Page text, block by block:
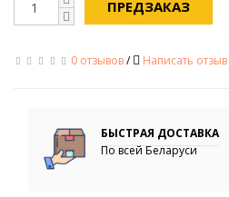
ПРЕДЗАКАЗ
0 отзывов/ Написать отзыв
БЫСТРАЯ ДОСТАВКА
По всей Беларуси